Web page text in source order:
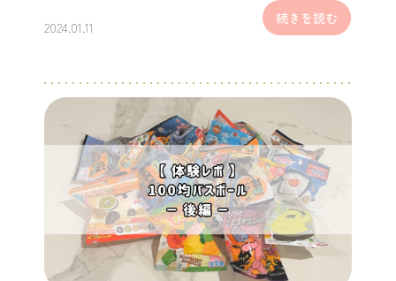
2024.01.11
続きを読む